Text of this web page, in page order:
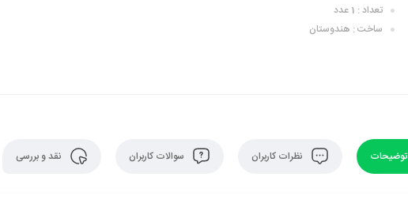
تعداد : 1 عدد
ساخت : هندوستان
توضیحات نظرات کاربران سوالات کاربران نقد و بررسی